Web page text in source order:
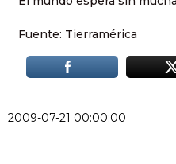
Fuente: Tierramérica
2009-07-21 00:00:00